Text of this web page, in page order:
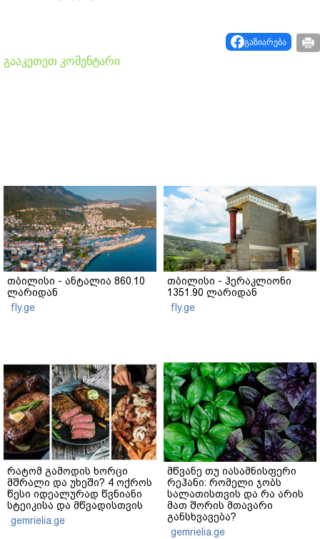
გაზიარება
გააკეთეთ კომენტარი
თბილისი - ანტალია 860.10
ლარიდან
fly.ge
თბილისი - ჰერაკლიონი
1351.90 ლარიდან
fly.ge
რატომ გამოდის ხორცი
მშრალი და უხეში? 4 ოქროს
წესი იდეალურად წვნიანი
სტეიკისა და მწვადისთვის
gemrielia.ge
მწვანე თუ იასამნისფერი
რეჰანი: რომელი ჯობს
სალათისთვის და რა არის
მათ შორის მთავარი
განსხვავება?
gemrielia.ge